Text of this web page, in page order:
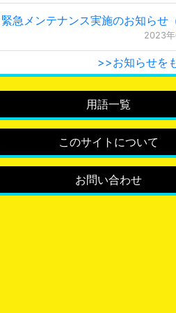
2023
>>お知らせを
用語一覧
このサイトについて
お問い合わせ